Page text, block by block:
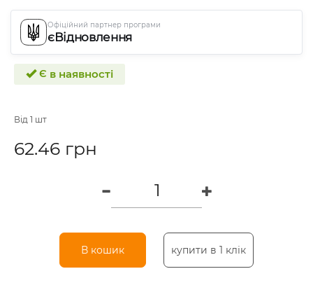
Офіційний партнер програми
єВідновлення
Є в наявності
Від 1 шт
62.46 грн
В кошик купити в 1 клік